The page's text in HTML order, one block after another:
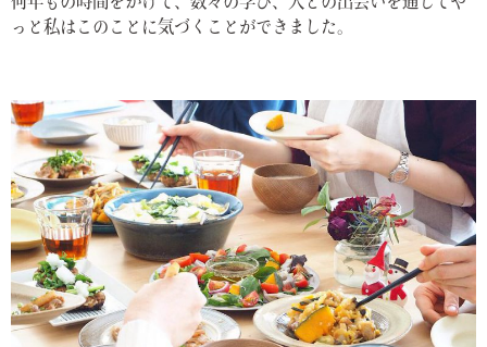
何年もの時間をかけて、数々の学び、人との出会いを通してや
っと私はこのことに気づくことができました。